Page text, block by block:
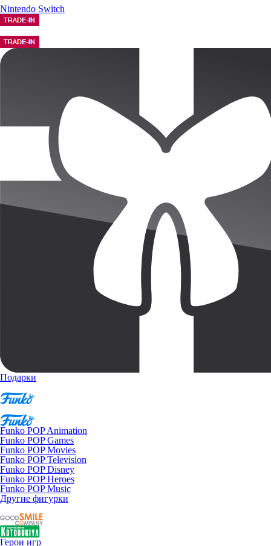
Nintendo Switch
Подарки
Funko POP Animation
Funko POP Games
Funko POP Movies
Funko POP Television
Funko POP Disney
Funko POP Heroes
Funko POP Music
Другие фигурки
Герои игр